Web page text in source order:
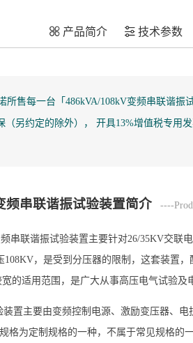
产品简介 技术参数
所售每一台「486kVA/108kV变频串联谐
（另约定的除外）， 开具13%增值税专用
频串联谐振试验装置简介 ----
串联谐振试验装置主要针对26/35KV交联
108KV，是受到分压器的限制，这套装置
的适用范围，是广大从事高压电气试验
装置主要由变频控制电源、激励变压器、
格为定制规格的一种，不属于常见规格的